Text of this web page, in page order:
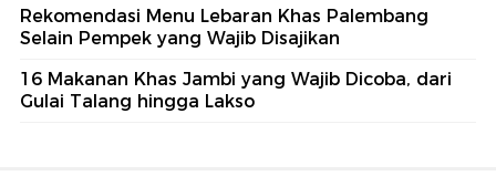
Rekomendasi Menu Lebaran Khas Palembang
Selain Pempek yang Wajib Disajikan
16 Makanan Khas Jambi yang Wajib Dicoba, dari
Gulai Talang hingga Lakso